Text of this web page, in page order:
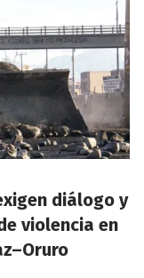
diálogo y
violencia en